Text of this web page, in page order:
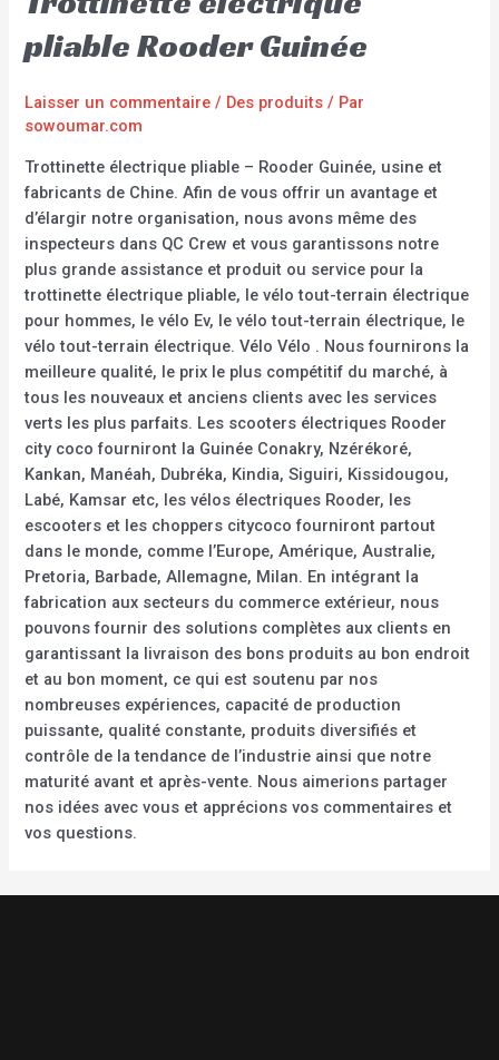
pliable Rooder Guinée
Laisser un commentaire / Des produits / Par
sowoumar.com
Trottinette électrique pliable – Rooder Guinée, usine et
fabricants de Chine. Afin de vous offrir un avantage et
d’élargir notre organisation, nous avons même des
inspecteurs dans QC Crew et vous garantissons notre
plus grande assistance et produit ou service pour la
trottinette électrique pliable, le vélo tout-terrain électrique
pour hommes, le vélo Ev, le vélo tout-terrain électrique, le
vélo tout-terrain électrique. Vélo Vélo . Nous fournirons la
meilleure qualité, le prix le plus compétitif du marché, à
tous les nouveaux et anciens clients avec les services
verts les plus parfaits. Les scooters électriques Rooder
city coco fourniront la Guinée Conakry, Nzérékoré,
Kankan, Manéah, Dubréka, Kindia, Siguiri, Kissidougou,
Labé, Kamsar etc, les vélos électriques Rooder, les
escooters et les choppers citycoco fourniront partout
dans le monde, comme l’Europe, Amérique, Australie,
Pretoria, Barbade, Allemagne, Milan. En intégrant la
fabrication aux secteurs du commerce extérieur, nous
pouvons fournir des solutions complètes aux clients en
garantissant la livraison des bons produits au bon endroit
et au bon moment, ce qui est soutenu par nos
nombreuses expériences, capacité de production
puissante, qualité constante, produits diversifiés et
contrôle de la tendance de l’industrie ainsi que notre
maturité avant et après-vente. Nous aimerions partager
nos idées avec vous et apprécions vos commentaires et
vos questions.